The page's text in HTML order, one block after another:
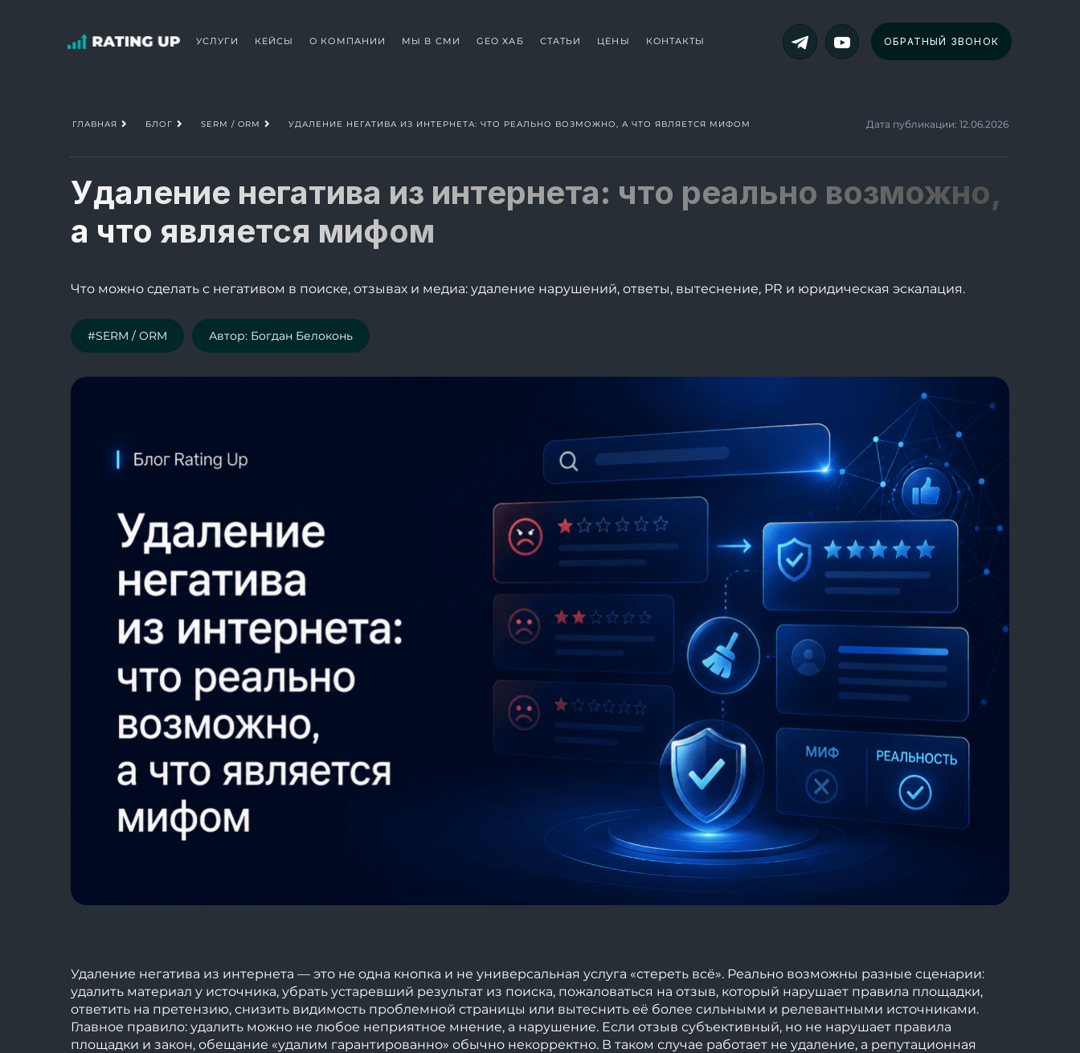
УСЛУГИ КЕЙСЫ О КОМПАНИИ МЫ В СМИ GEO ХАБ СТАТЬИ ЦЕНЫ КОНТАКТЫ ОБРАТНЫЙ ЗВОНОК
ГЛАВНАЯ БЛОГ SERM / ORM УДАЛЕНИЕ НЕГАТИВА ИЗ ИНТЕРНЕТА: ЧТО РЕАЛЬНО ВОЗМОЖНО, А ЧТО ЯВЛЯЕТСЯ МИФОМ Дата публикации: 12.06.2026
Удаление негатива из интернета: что реально возможно,
а что является мифом
Что можно сделать с негативом в поиске, отзывах и медиа: удаление нарушений, ответы, вытеснение, PR и юридическая эскалация.
#SERM / ORM Автор: Богдан Белоконь
Удаление негатива из интернета — это не одна кнопка и не универсальная услуга «стереть всё». Реально возможны разные сценарии:
удалить материал у источника, убрать устаревший результат из поиска, пожаловаться на отзыв, который нарушает правила площадки,
ответить на претензию, снизить видимость проблемной страницы или вытеснить её более сильными и релевантными источниками.
Главное правило: удалить можно не любое неприятное мнение, а нарушение. Если отзыв субъективный, но не нарушает правила
площадки и закон, обещание «удалим гарантированно» обычно некорректно. В таком случае работает не удаление, а репутационная